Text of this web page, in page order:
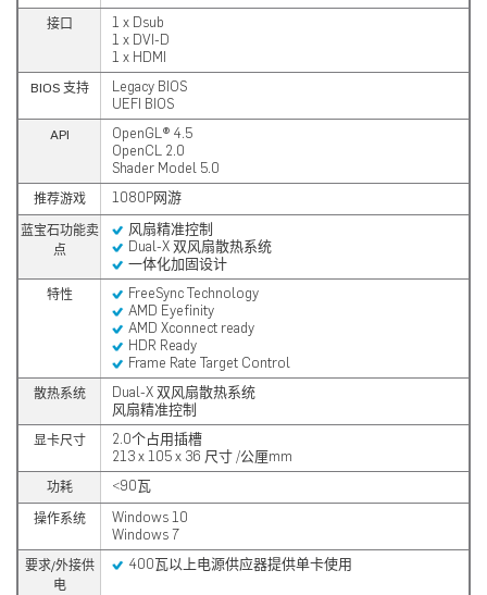
接口
1 x Dsub
1 x DVI-D
1 x HDMI
BIOS 支持
Legacy BIOS
UEFI BIOS
API
OpenGL® 4.5
OpenCL 2.0
Shader Model 5.0
推荐游戏 1080P网游
蓝宝石功能卖
点
风扇精准控制
Dual-X 双风扇散热系统
一体化加固设计
特性
FreeSync Technology
AMD Eyefinity
AMD Xconnect ready
HDR Ready
Frame Rate Target Control
散热系统
Dual-X 双风扇散热系统
风扇精准控制
显卡尺寸
2.0个占用插槽
213 x 105 x 36 尺寸 /公厘mm
功耗 <90瓦
操作系统
Windows 10
Windows 7
要求/外接供
电
400瓦以上电源供应器提供单卡使用